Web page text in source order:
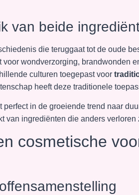
van beide
die teruggaat tot de oude
voor wondverzorging, brandwonden
culturen toegepast voor
heeft deze traditionele
perfect in de groeiende trend naar
van ingrediënten die anders verloren
cosmetische